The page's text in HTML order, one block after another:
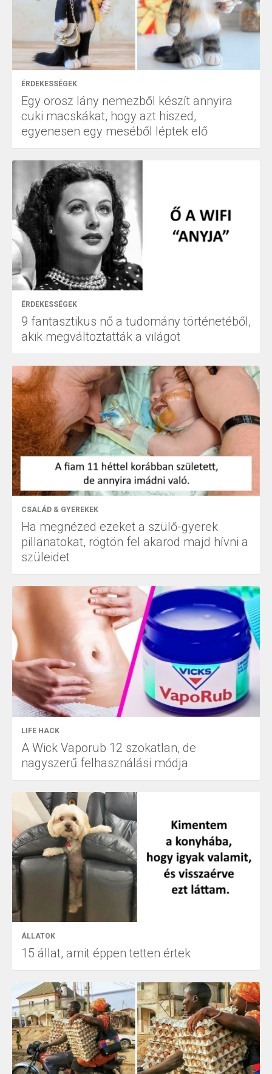
ÉRDEKESSÉGEK
Egy orosz lány nemezből készít annyira
cuki macskákat, hogy azt hiszed,
egyenesen egy meséből léptek elő
ÉRDEKESSÉGEK
9 fantasztikus nő a tudomány történetéből,
akik megváltoztatták a világot
CSALÁD & GYEREKEK
Ha megnézed ezeket a szülő-gyerek
pillanatokat, rögtön fel akarod majd hívni a
szüleidet
LIFE HACK
A Wick Vaporub 12 szokatlan, de
nagyszerű felhasználási módja
ÁLLATOK
15 állat, amit éppen tetten értek